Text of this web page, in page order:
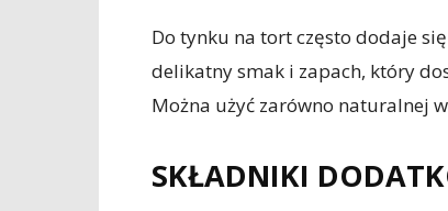
Do tynku na tort często dodaje
delikatny smak i zapach, który
Można użyć zarówno naturalnej
SKŁADNIKI